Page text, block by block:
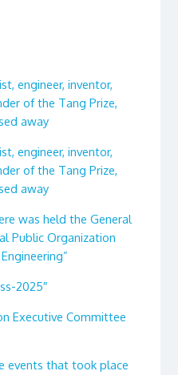
engineer, inventor,
of the Tang Prize,
away
engineer, inventor,
of the Tang Prize,
away
was held the General
Public Organization
2025″
Executive Committee
events that took place